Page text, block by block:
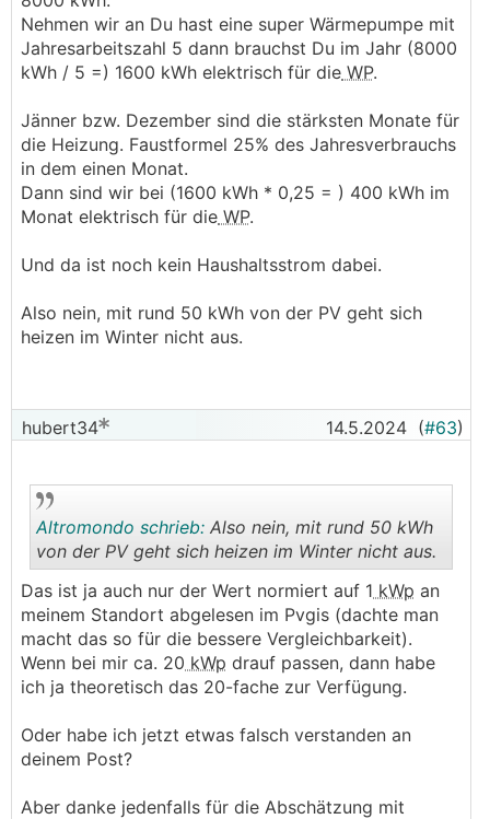
Nehmen wir an Du hast eine super Wärmepumpe mit
Jahresarbeitszahl 5 dann brauchst Du im Jahr (8000
kWh / 5 =) 1600 kWh elektrisch für die WP.
Jänner bzw. Dezember sind die stärksten Monate für
die Heizung. Faustformel 25% des Jahresverbrauchs
in dem einen Monat.
Dann sind wir bei (1600 kWh * 0,25 = ) 400 kWh im
Monat elektrisch für die WP.
Und da ist noch kein Haushaltsstrom dabei.
Also nein, mit rund 50 kWh von der PV geht sich
heizen im Winter nicht aus.
hubert34 14.5.2024 (#63)
..
Altromondo schrieb: Also nein, mit rund 50 kWh
von der PV geht sich heizen im Winter nicht aus.
Das ist ja auch nur der Wert normiert auf 1 kWp an
meinem Standort abgelesen im Pvgis (dachte man
macht das so für die bessere Vergleichbarkeit).
Wenn bei mir ca. 20 kWp drauf passen, dann habe
ich ja theoretisch das 20-fache zur Verfügung.
Oder habe ich jetzt etwas falsch verstanden an
deinem Post?
Aber danke jedenfalls für die Abschätzung mit